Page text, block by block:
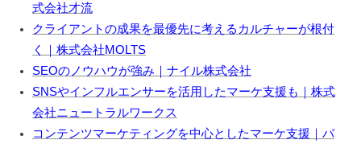
式会社才流
クライアントの成果を最優先に考えるカルチャーが根付
く｜株式会社MOLTS
SEOのノウハウが強み｜ナイル株式会社
SNSやインフルエンサーを活用したマーケ支援も｜株式
会社ニュートラルワークス
コンテンツマーケティングを中心としたマーケ支援｜バ